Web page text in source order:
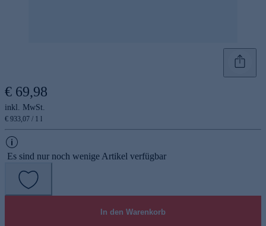
€ 69,98
inkl. MwSt.
€ 933,07 / 1 l
Es sind nur noch wenige Artikel verfügbar
In den Warenkorb